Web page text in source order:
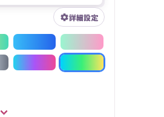
詳細設定